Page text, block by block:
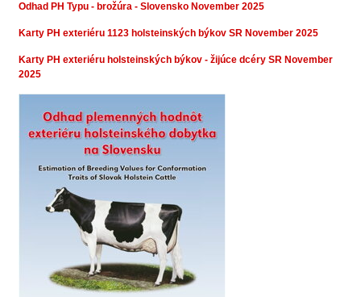
Odhad PH Typu - brožúra - Slovensko November 2025
Karty PH exteriéru 1123 holsteinských býkov SR November 2025
Karty PH exteriéru holsteinských býkov - žijúce dcéry SR November
2025